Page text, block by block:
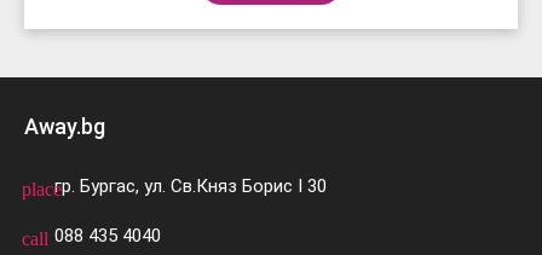
Away.bg
placeгр. Бургас, ул. Св.Княз Борис I 30
call 088 435 4040